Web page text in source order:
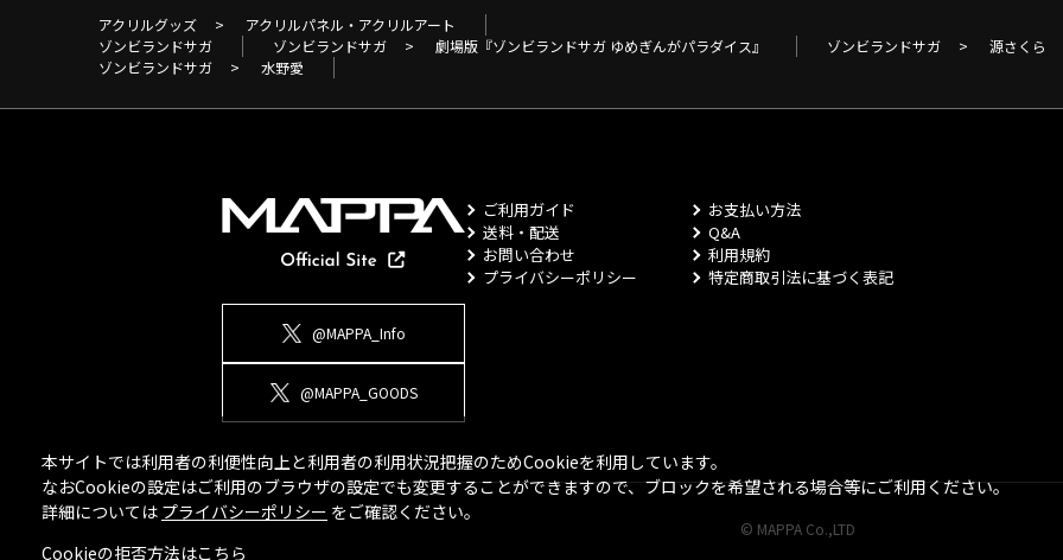
アクリルグッズ >
アクリルパネル・アクリルアート
ゾンビランドサガ
ゾンビランドサガ > 劇場版『ゾンビランドサガ ゆめぎんがパラダイス』 ゾンビランドサガ >
源さくら
ゾンビランドサガ
> 水野愛
@MAPPA_Info
@MAPPA_GOODS
ご利用ガイド
お支払い方法
送料・配送
Q&A
お問い合わせ
利用規約
プライバシーポリシー
特定商取引法に基づく表記
© MAPPA Co.,LTD
本サイトでは利用者の利便性向上と利用者の利用状況把握のためCookieを利用しています。
なおCookieの設定はご利用のブラウザの設定でも変更することができますので、ブロックを希望される場合等にご利用ください。
詳細については プライバシーポリシー をご確認ください。
Cookieの拒否方法はこちら